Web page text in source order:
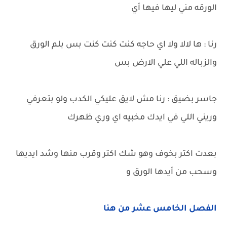
الورقه مني ليها فيها أي
رنا : ها لالا ولا اي حاجه كنت كنت كنت بس بلم الورق
والزباله اللي علي الارض بس
جاسر بضيق : رنا مش لايق عليكي الكدب ولو بتعرفي
وريني اللي في ايدك مخبيه اي وري ظهرك
بعدت اكتر بخوف وهو شك اكتر وقرب منها وشد ايديها
وسحب من أيدها الورق و
الفصل الخامس عشر من هنا